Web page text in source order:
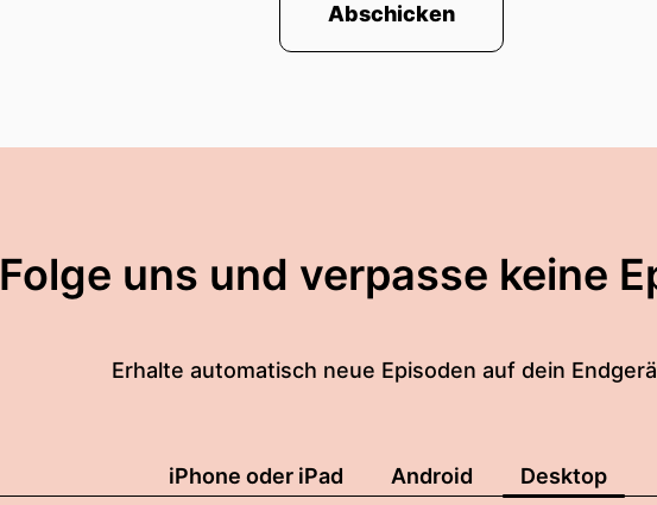
Abschicken
Folge uns und verpasse keine
Erhalte automatisch neue Episoden auf dein
iPhone oder iPad Android Desktop